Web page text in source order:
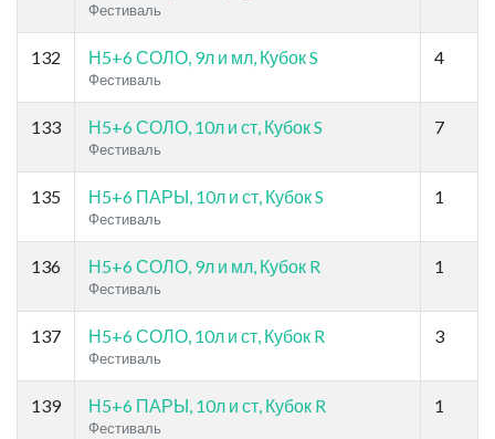
Фестиваль
132 Н5+6 СОЛО, 9л и мл, Кубок S
Фестиваль
4
133 Н5+6 СОЛО, 10л и ст, Кубок S
Фестиваль
7
135 Н5+6 ПАРЫ, 10л и ст, Кубок S
Фестиваль
1
136 Н5+6 СОЛО, 9л и мл, Кубок R
Фестиваль
1
137 Н5+6 СОЛО, 10л и ст, Кубок R
Фестиваль
3
139 Н5+6 ПАРЫ, 10л и ст, Кубок R
Фестиваль
1